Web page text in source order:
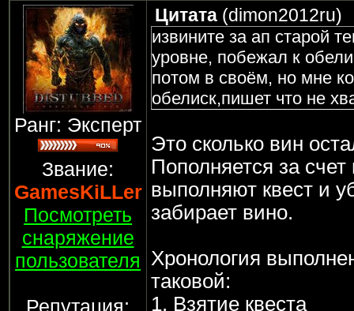
Ранг: Эксперт
Звание:
GamesKiLLer
Посмотреть
снаряжение
пользователя
Репутация:
Цитата(dimon2012ru)
извините за ап старой
уровне, побежал к
потом в своём, но мне
обелиск,пишет что не
Это сколько вин
Пополняется за счет
выполняют квест и
забирает вино.
Хронология
таковой:
1. Взятие квеста